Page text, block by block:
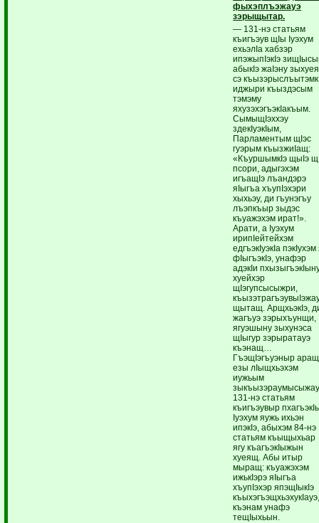
фыхэплъэжауэ
зэрыщытар.
— 131-нэ статьям
къигъэув щIы Iуэхум
ехьэлIа хабзэр
ипэжыпIэкIэ
абыкIэ жаIэну
сэ
иджыри къыздэсым
тэмэму
яхузэхэгъэкIакъым.
СымыщIэххэу
здекIуэкIым,
Парламентым щIэс
гуэрым къызжиIащ:
«КъуршымкIэ щыIэ
псори, адыгэхэм
игъащIэ лъандэрэ
яIыгъа хъупIэхэри
хыхьэу, ди гъунэгъу
лъэпкъыр зыдэс
къуажэхэм ират!».
Арати, а Iуэхум
ирипIейтейхэм
едгъэкIуэкIа пэкIухэм
фIыгъэкIэ, унафэр
адэкIи
хуейхэр
щIэгупсысыжри,
щытащ. АрщхьэкIэ,
жагъуэ зэрыхъунщи,
ягуэшыну зыхунэса
щIыгур зэрыратауэ
къэнащ…
ГъэщIэгъуэныр
езы лIыщхьэхэм
иужьым
131-нэ статьям
къигъэувыр
Iуэхум яужь ихьэн
ипэкIэ, абыхэм 84-нэ
статьям къыщыхьар
ягу къагъэкIыжын
хуеящ. Абы итыр
мыращ: къуажэхэм
ижькIэрэ яIыгъа
хъупIэхэр япэщIыкIэ
къэнам унафэ
тещIыхьын.